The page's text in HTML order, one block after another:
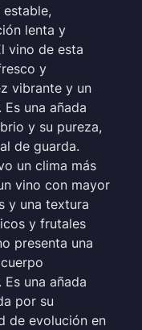
lenta y
vino de esta
y
vibrante y un
una añada
y su pureza,
de guarda.
un clima más
vino con mayor
y una textura
y frutales
presenta una
una añada
por su
de evolución en